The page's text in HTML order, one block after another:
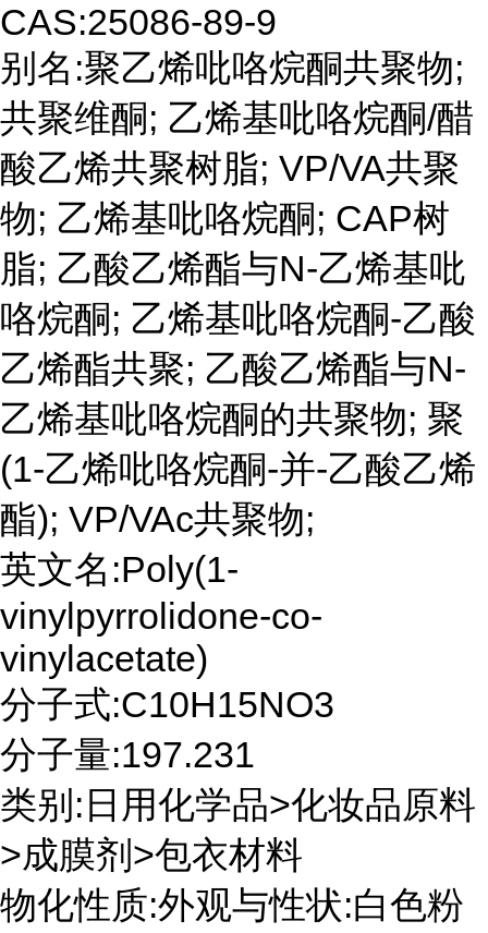
CAS:25086-89-9
别名:聚乙烯吡咯烷酮共聚物;
共聚维酮; 乙烯基吡咯烷酮/醋
酸乙烯共聚树脂; VP/VA共聚
物; 乙烯基吡咯烷酮; CAP树
脂; 乙酸乙烯酯与N-乙烯基吡
咯烷酮; 乙烯基吡咯烷酮-乙酸
乙烯酯共聚; 乙酸乙烯酯与N-
乙烯基吡咯烷酮的共聚物; 聚
(1-乙烯吡咯烷酮-并-乙酸乙烯
酯); VP/VAc共聚物;
英文名:Poly(1-
vinylpyrrolidone-co-
vinylacetate)
分子式:C10H15NO3
分子量:197.231
类别:日用化学品>化妆品原料
>成膜剂>包衣材料
物化性质:外观与性状:白色粉